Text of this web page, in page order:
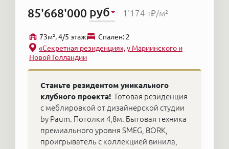
индивидуально.
85'668'000 руб 1'174 т₽/м²
73м², 4/5 этаж
Cпален: 2
«Секретная резиденция», у Мариинского и
Новой Голландии
Станьте резидентом уникального
клубного проекта! Готовая резиденция
с меблировкой от дизайнерской студии
by Paum. Потолки 4,8м. Бытовая техника
премиального уровня SMEG, BORK,
проигрыватель с коллекцией винила,